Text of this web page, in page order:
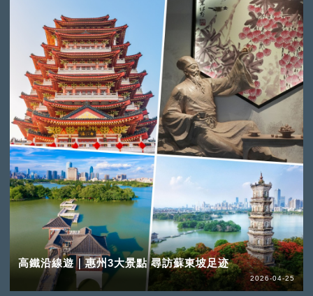
高鐵沿線遊｜惠州3大景點 尋訪蘇東坡足迹
2026-04-25